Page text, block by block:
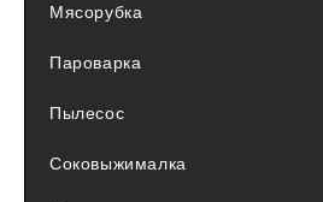
Мясорубка
Пароварка
Пылесос
Соковыжималка